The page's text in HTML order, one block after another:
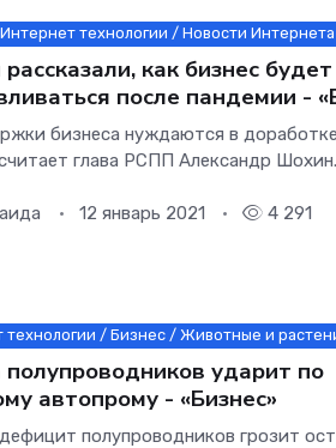
технологии / Новости
как бизнес будет
после пандемии -
бизнеса нуждаются в
глава РСПП Александр
12 январь 2021 4 291
технологии / Бизнес / Животные и
ударит по
автопрому - «Бизнес»
полупроводников грозит